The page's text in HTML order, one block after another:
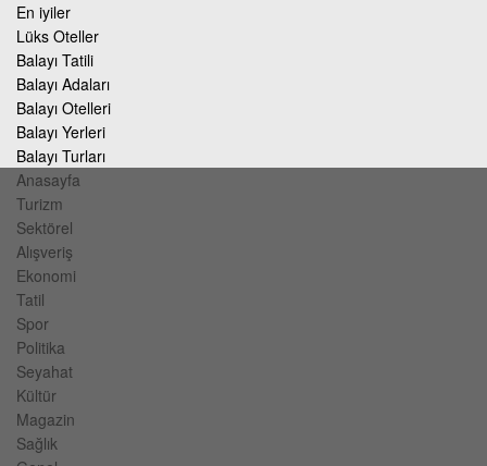
En iyiler
Lüks Oteller
Balayı Tatili
Balayı Adaları
Balayı Otelleri
Balayı Yerleri
Balayı Turları
Anasayfa
Turizm
Sektörel
Alışveriş
Ekonomi
Tatil
Spor
Politika
Seyahat
Kültür
Magazin
Sağlık